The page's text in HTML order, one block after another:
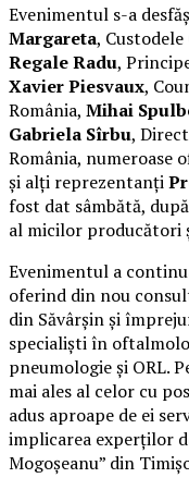
Evenimentul s-a
Margareta, Custodele
Regale Radu,
Xavier Piesvaux,
România, Mihai
Gabriela Sîrbu,
România, numeroase
și alți reprezentanți
fost dat sâmbătă,
al micilor producători
Evenimentul a
oferind din nou
din Săvârșin și
specialiști în
pneumologie și ORL.
mai ales al celor cu
adus aproape de ei
implicarea experților
Mogoșeanu” din